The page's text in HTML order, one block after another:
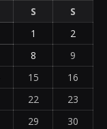
S
S
1
2
8
9
15
16
22
23
29
30